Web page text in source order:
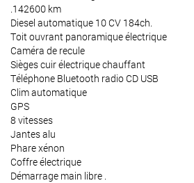
.142600 km
Diesel automatique 10 CV 184ch.
Toit ouvrant panoramique électrique
Caméra de recule
Sièges cuir électrique chauffant
Téléphone Bluetooth radio CD USB
Clim automatique
GPS
8 vitesses
Jantes alu
Phare xénon
Coffre électrique
Démarrage main libre .